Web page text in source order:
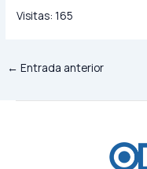
Visitas: 165
← Entrada anterior